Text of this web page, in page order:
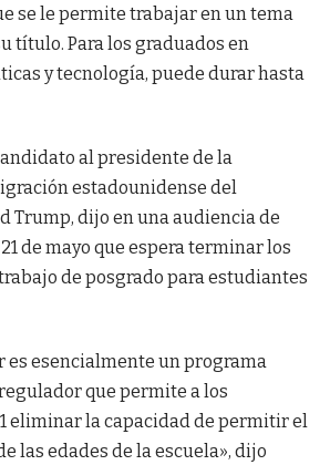
se le permite trabajar en un tema
título. Para los graduados en
y tecnología, puede durar hasta
al presidente de la
estadounidense del
Trump, dijo en una audiencia de
de mayo que espera terminar los
de posgrado para estudiantes
es esencialmente un programa
que permite a los
eliminar la capacidad de permitir el
las edades de la escuela», dijo